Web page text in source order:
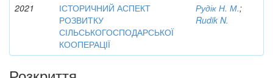
2021
ІСТОРИЧНИЙ АСПЕКТ
РОЗВИТКУ
СІЛЬСЬКОГОСПОДАРСЬКОЇ
КООПЕРАЦІЇ
Рудік Н. М.;
Rudik N.